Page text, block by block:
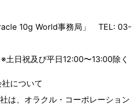
10g World事務局」 TEL: 03-
日祝及び平日12:00〜13:00除く
について
は、オラクル・コーポレーション